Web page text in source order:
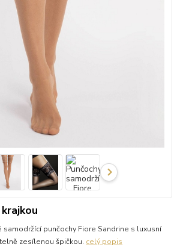
punčochy Fiore Sandrine s luxusní
zesílenou špičkou. celý popis